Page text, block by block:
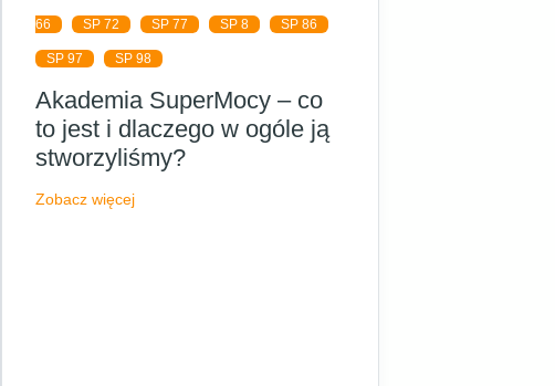
66 SP 72 SP 77 SP 8 SP 86
SP 97 SP 98
Akademia SuperMocy – co
to jest i dlaczego w ogóle ją
stworzyliśmy?
Zobacz więcej